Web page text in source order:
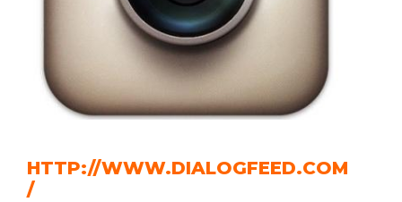
HTTP://WWW.DIALOGFEED.COM
/